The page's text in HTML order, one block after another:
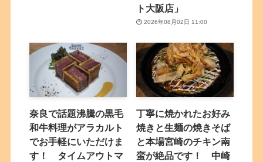
ト大阪店」
2026年08月02日 11:00
奈良で話題沸騰の黒毛
和牛料理がアラカルト
でお手軽にいただけま
す！ タイムアウトマ
丁寧に焼かれたお好み
焼きと生麺の焼きそば
と本場宮崎のチキン南
蛮が絶品です！ 中崎